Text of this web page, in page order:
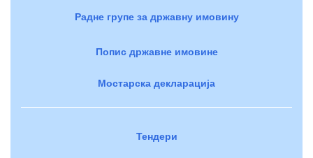
Радне групе за државну имовину
Попис државне имовине
Мостарска декларација
Тендери